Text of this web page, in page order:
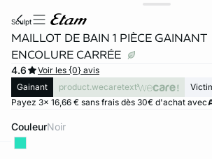
sculpt
MAILLOT DE BAIN 1 PIÈCE GAINANT
ENCOLURE CARRÉE
4.6
Voir les {0} avis
Gainant
product.wecaretext
Payez 3x 16,66 € sans frais dès 30€ d'achat avec
Couleur noir